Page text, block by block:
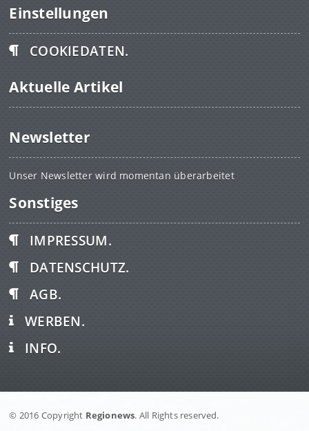
Einstellungen
COOKIEDATEN.
Aktuelle Artikel
Newsletter
Unser Newsletter wird momentan überarbeitet
Sonstiges
IMPRESSUM.
DATENSCHUTZ.
AGB.
WERBEN.
INFO.
© 2016 Copyright Regionews. All Rights reserved.